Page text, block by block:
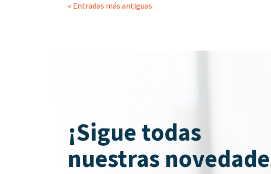
« Entradas más antiguas
¡Sigue todas
nuestras